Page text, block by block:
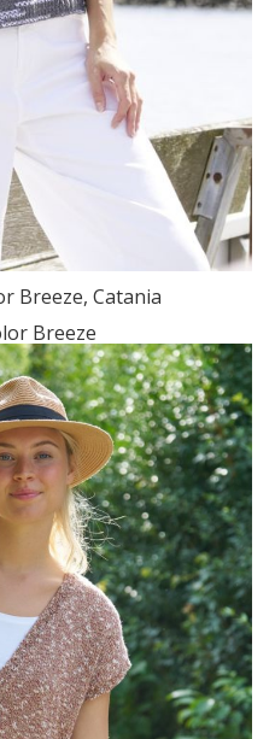
Breeze, Catania
Breeze